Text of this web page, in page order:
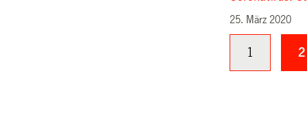
25. März 2020
1 2